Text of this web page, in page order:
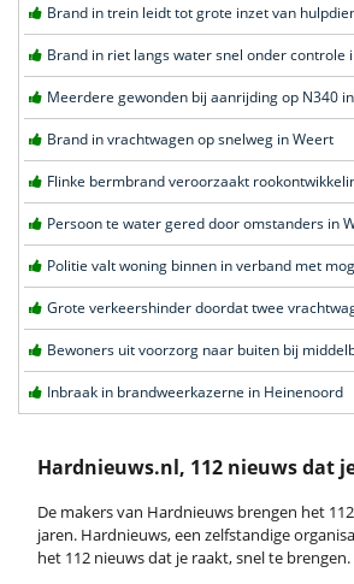
Brand in riet langs water snel onder controle
Meerdere gewonden bij aanrijding op N340
Brand in vrachtwagen op snelweg in Weert
Persoon te water gered door omstanders in
Inbraak in brandweerkazerne in Heinenoord
Hardnieuws.nl, 112 nieuws dat
De makers van Hardnieuws brengen het
jaren. Hardnieuws, een zelfstandige
het 112 nieuws dat je raakt, snel te brengen.